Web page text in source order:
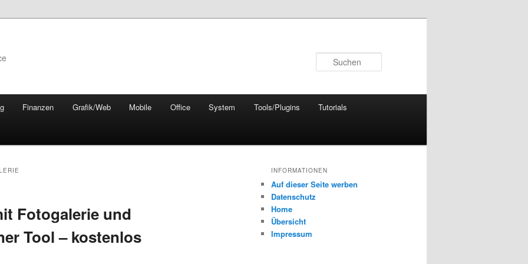
Finanzen Grafik/Web Mobile Office System Tools/Plugins Tutorials
Fotogalerie und
Tool – kostenlos
INFORMATIONEN
Auf dieser Seite werben
Datenschutz
Home
Übersicht
Impressum